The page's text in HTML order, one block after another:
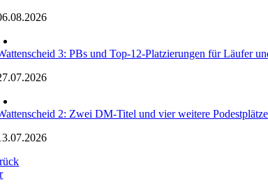
3: PBs und Top-12-Platzierungen für Läufer
2: Zwei DM-Titel und vier weitere